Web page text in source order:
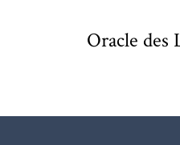
Oracle des